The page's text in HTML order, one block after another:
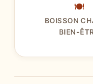
🍽
BOISSON
BIEN-